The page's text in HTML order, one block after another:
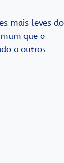
mais leves do
que o
a outros